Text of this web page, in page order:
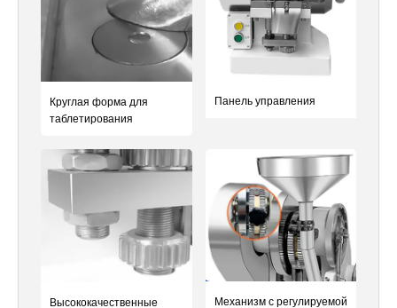
Круглая форма для
таблетирования
Панель управления
Высококачественные
Механизм с регулируемой